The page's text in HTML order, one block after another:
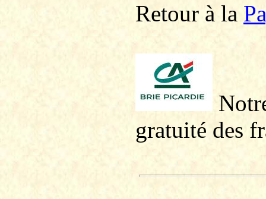
Retour à la P
gratuité des